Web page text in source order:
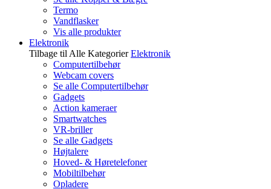
Termo
Vandflasker
Vis alle produkter
Elektronik
Tilbage til Alle Kategorier Elektronik
Computertilbehør
Webcam covers
Se alle Computertilbehør
Gadgets
Action kameraer
Smartwatches
VR-briller
Se alle Gadgets
Højtalere
Hoved- & Høretelefoner
Mobiltilbehør
Opladere